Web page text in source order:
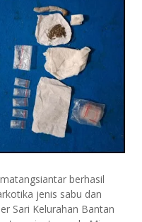
berhasil
jenis sabu dan
Sari Kelurahan Bantan